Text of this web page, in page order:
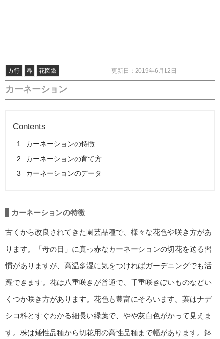
カ行 春 花図鑑 更新日：2019年6月12日
カーネーション
Contents
1
カーネーションの特徴
2
カーネーションの育て方
3
カーネーションのデータ
カーネーションの特徴
古くから改良されてきた園芸品種で、様々な花色や咲き方があ
ります。「母の日」に真っ赤なカーネーションの切花を送る習
慣がありますが、高温多湿に気をつければガーデニングでも活
躍できます。花は八重咲きが普通で、千重咲きぽいものなどい
くつか咲き方があります。花色も豊富にそろいます。葉はナデ
シコ科とすぐわかる細長い緑葉で、やや灰白色がかって見えま
す。株は矮性品種から切花用の高性品種まで幅があります。鉢